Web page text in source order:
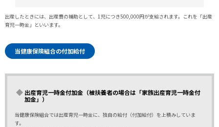
出産したときには、出産費の補助として、1児につき500,000円が支給されます。これを「出産
育児一時金」といいます。
当健康保険組合の付加給付
出産育児一時金付加金（被扶養者の場合は「家族出産育児一時金付
加金」）
当健康保険組合では出産育児一時金に、独自の給付（付加給付）を上積みしていま
す。